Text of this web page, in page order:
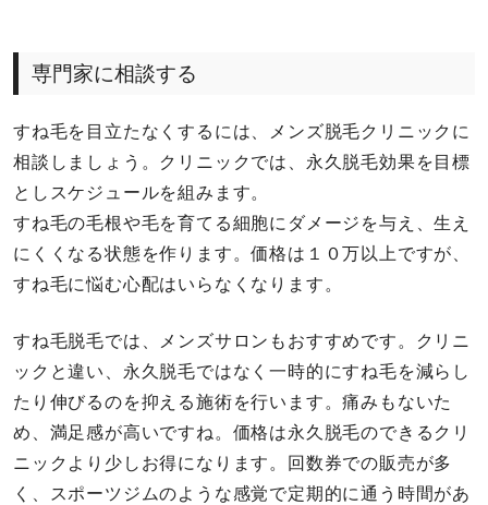
専門家に相談する
すね毛を目立たなくするには、メンズ脱毛クリニックに
相談しましょう。クリニックでは、永久脱毛効果を目標
としスケジュールを組みます。
すね毛の毛根や毛を育てる細胞にダメージを与え、生え
にくくなる状態を作ります。価格は１０万以上ですが、
すね毛に悩む心配はいらなくなります。
すね毛脱毛では、メンズサロンもおすすめです。クリニ
ックと違い、永久脱毛ではなく一時的にすね毛を減らし
たり伸びるのを抑える施術を行います。痛みもないた
め、満足感が高いですね。価格は永久脱毛のできるクリ
ニックより少しお得になります。回数券での販売が多
く、スポーツジムのような感覚で定期的に通う時間があ